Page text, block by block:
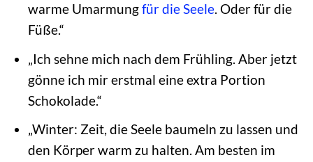
warme Umarmungfür die Seele. Oder für die
Füße.“
„Ich sehne mich nach dem Frühling. Aber jetzt
gönne ich mir erstmal eine extra Portion
Schokolade.“
„Winter: Zeit, die Seele baumeln zu lassen und
den Körper warm zu halten. Am besten im